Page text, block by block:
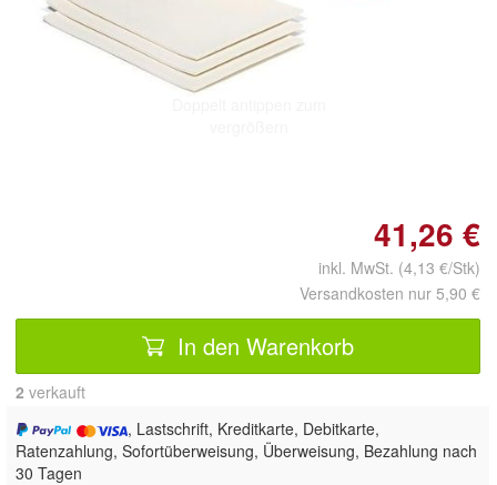
41,26 €
inkl. MwSt. (4,13 €/Stk)
Versandkosten nur 5,90 €
In den Warenkorb
2 verkauft
, Lastschrift, Kreditkarte, Debitkarte,
Ratenzahlung, Sofortüberweisung, Überweisung, Bezahlung nach
30 Tagen